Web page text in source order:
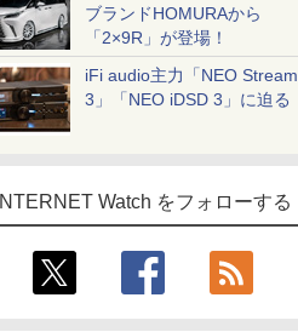
ブランドHOMURAから
「2×9R」が登場！
iFi audio主力「NEO Stream
3」「NEO iDSD 3」に迫る
INTERNET Watch をフォローする